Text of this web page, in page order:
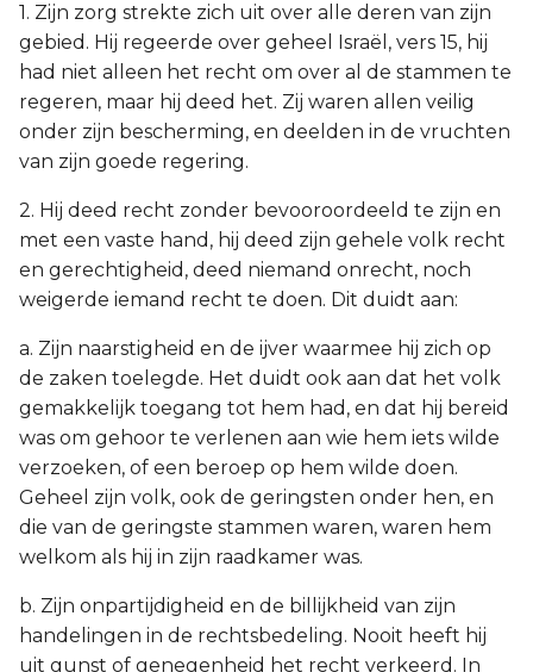
1. Zijn zorg strekte zich uit over alle deren van zijn
gebied. Hij regeerde over geheel Israël, vers 15, hij
had niet alleen het recht om over al de stammen te
regeren, maar hij deed het. Zij waren allen veilig
onder zijn bescherming, en deelden in de vruchten
van zijn goede regering.
2. Hij deed recht zonder bevooroordeeld te zijn en
met een vaste hand, hij deed zijn gehele volk recht
en gerechtigheid, deed niemand onrecht, noch
weigerde iemand recht te doen. Dit duidt aan:
a. Zijn naarstigheid en de ijver waarmee hij zich op
de zaken toelegde. Het duidt ook aan dat het volk
gemakkelijk toegang tot hem had, en dat hij bereid
was om gehoor te verlenen aan wie hem iets wilde
verzoeken, of een beroep op hem wilde doen.
Geheel zijn volk, ook de geringsten onder hen, en
die van de geringste stammen waren, waren hem
welkom als hij in zijn raadkamer was.
b. Zijn onpartijdigheid en de billijkheid van zijn
handelingen in de rechtsbedeling. Nooit heeft hij
uit gunst of genegenheid het recht verkeerd. In